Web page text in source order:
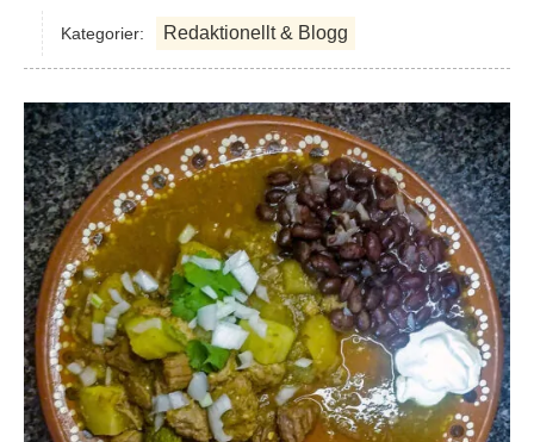
Kategorier: Redaktionellt & Blogg